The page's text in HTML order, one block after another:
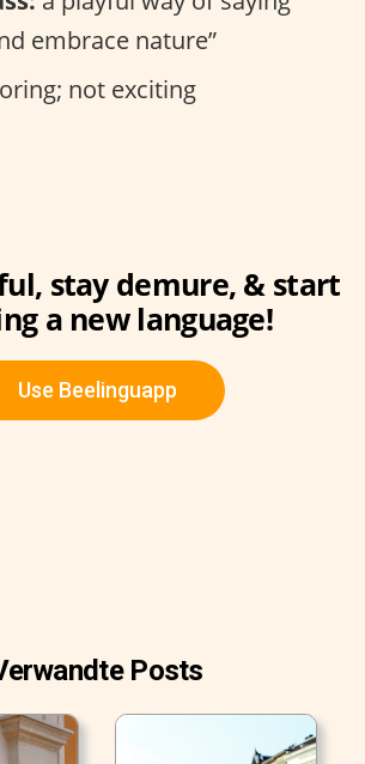
embrace nature”
not exciting
stay demure, & start
a new language!
Use Beelinguapp
Posts